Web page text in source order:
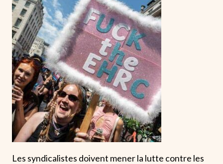
Les syndicalistes doivent mener la lutte contre les